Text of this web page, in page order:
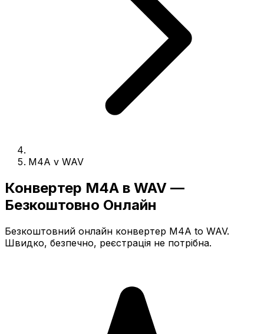
M4A v WAV
Конвертер M4A в WAV —
Безкоштовно Онлайн
Безкоштовний онлайн конвертер M4A to WAV.
Швидко, безпечно, реєстрація не потрібна.